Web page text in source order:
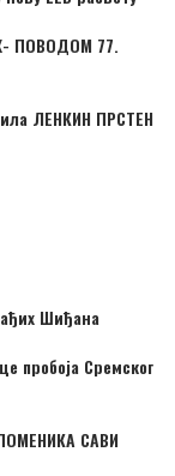
ПОВОДОМ 77.
ЛЕНКИН ПРСТЕН
Шиђана
пробоја Сремског
САВИ